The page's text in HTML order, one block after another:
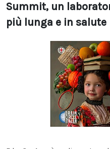
Summit, un
più lunga e in salute